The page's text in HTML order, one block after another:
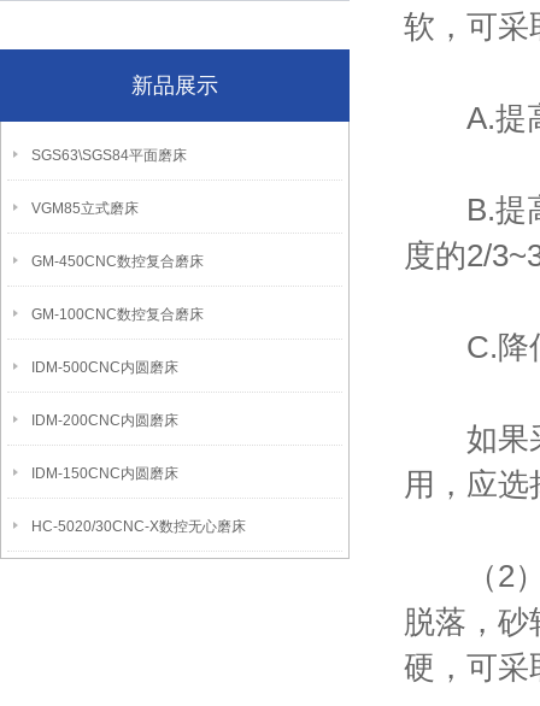
新品展示
SGS63\SGS84平面磨床
VGM85立式磨床
GM-450CNC数控复合磨床
GM-100CNC数控复合磨床
IDM-500CNC内圆磨床
IDM-200CNC内圆磨床
IDM-150CNC内圆磨床
HC-5020/30CNC-X数控无心磨床
软，可采
A.提高
B.提高
度的2/
C.降低
如果采
用，应选
（2）
脱落，
硬，可采